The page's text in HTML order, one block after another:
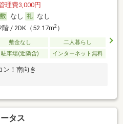
理費3,000円
なし
なし
階 / 2DK（52.17m2）
敷金なし
二人暮らし
駐車場(近隣含) インターネット無料
ン！南向き
タス